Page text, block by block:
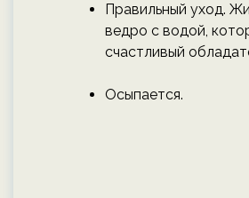
Правильный уход.
ведро с водой,
счастливый
Осыпается.